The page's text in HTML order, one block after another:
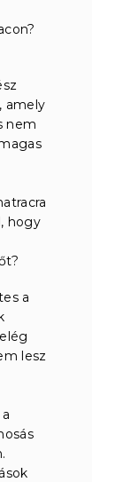
amely
nem
hogy
a
lesz